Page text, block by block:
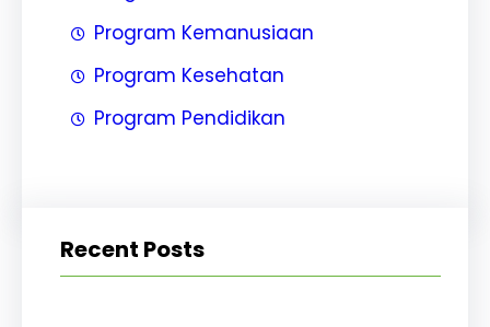
Program Kemanusiaan
Program Kesehatan
Program Pendidikan
Recent Posts